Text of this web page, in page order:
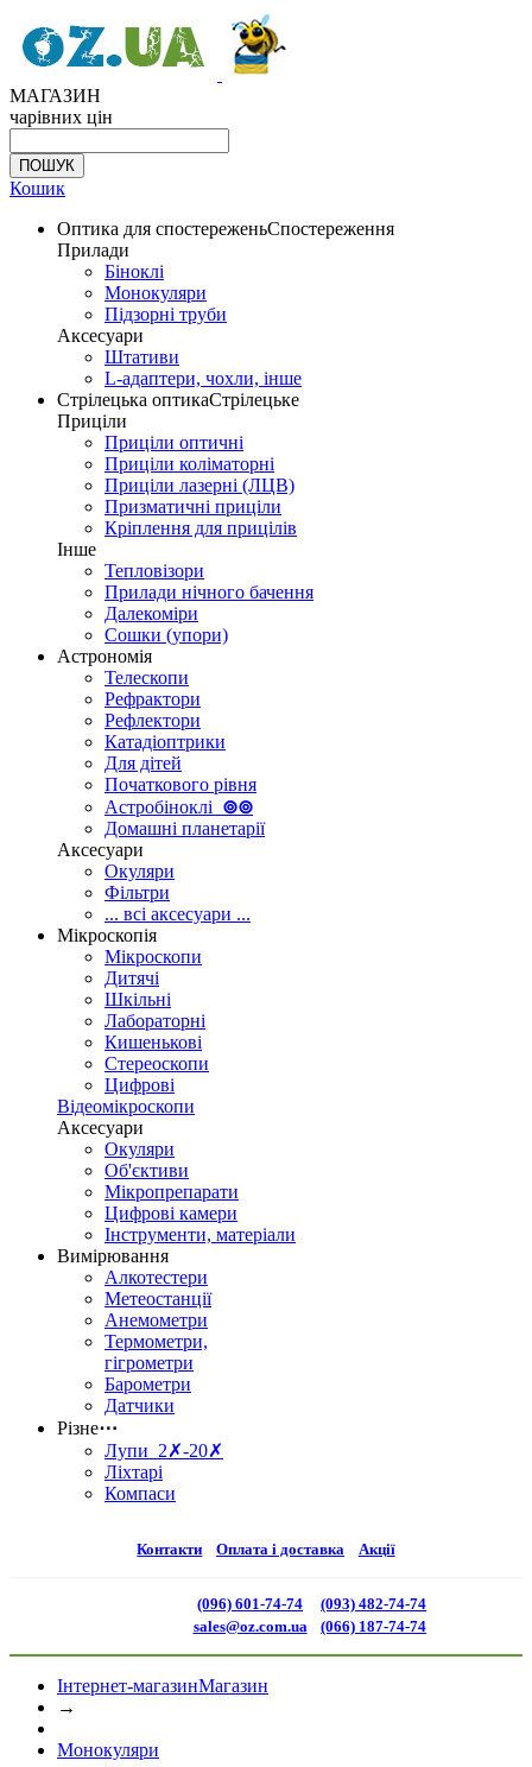
МАГАЗИН
чарівних цін
Кошик
Оптика для спостереженьСпостереження
Прилади
Біноклі
Монокуляри
Підзорні труби
Аксесуари
Штативи
L-адаптери, чохли, інше
Стрілецька оптикаСтрілецьке
Приціли
Приціли оптичні
Приціли коліматорні
Приціли лазерні (ЛЦВ)
Призматичні приціли
Кріплення для прицілів
Інше
Тепловізори
Прилади нічного бачення
Далекоміри
Сошки (упори)
Астрономія
Телескопи
Рефрактори
Рефлектори
Катадіоптрики
Для дітей
Початкового рівня
Астробіноклі ⊚⊚
Домашні планетарії
Аксесуари
Окуляри
Фільтри
... всі аксесуари ...
Мікроскопія
Мікроскопи
Дитячі
Шкільні
Лабораторні
Кишенькові
Стереоскопи
Цифрові
Відеомікроскопи
Аксесуари
Окуляри
Об'єктиви
Мікропрепарати
Цифрові камери
Інструменти, матеріали
Вимірювання
Алкотестери
Метеостанції
Анемометри
Термометри,
гігрометри
Барометри
Датчики
Різне⋯
Лупи 2✗-20✗
Ліхтарі
Компаси
Контакти Оплата і доставка Акції
(096) 601-74-74
sales@oz.com.ua
(093) 482-74-74
(066) 187-74-74
Інтернет-магазинМагазин
→
Монокуляри